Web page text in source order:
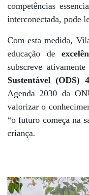
competências
interconectada, pode
Com esta medida,
educação de
subscreve ativamente
Sustentável (ODS)
Agenda 2030 da
valorizar o
“o futuro começa na
criança.